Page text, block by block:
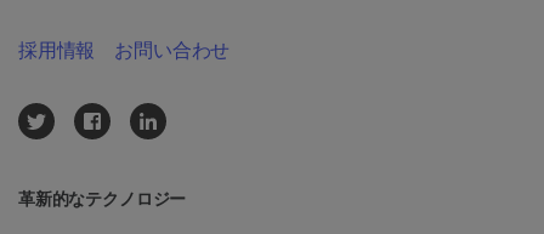
革新的なテクノロジー
採用情報 お問い合わせ